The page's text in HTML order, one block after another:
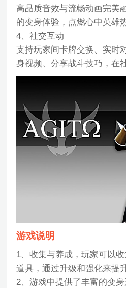
高品质音效与流畅动画完美
的变身体验，点燃心中英雄
4、社交互动
支持玩家间卡牌交换、实时
身视频、分享战斗技巧，在
游戏说明
1、收集与养成，玩家可以
道具，通过升级和强化来提
2、游戏中提供了丰富的变